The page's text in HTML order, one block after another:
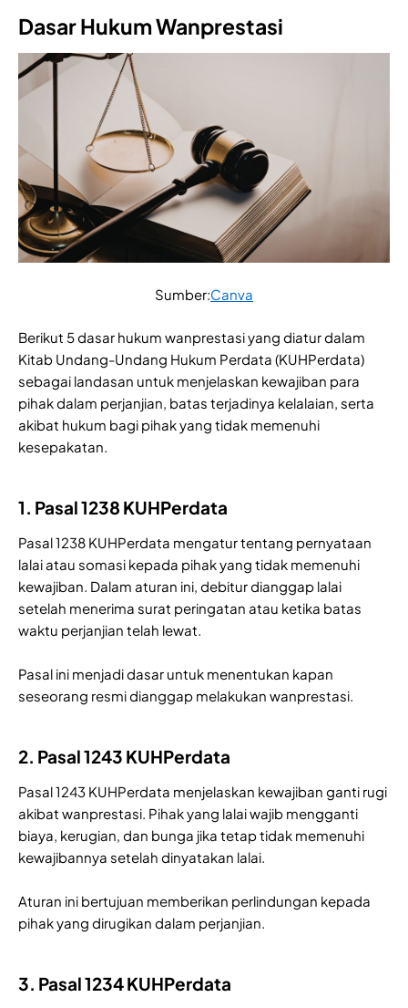
Dasar Hukum Wanprestasi
Sumber:Canva
Berikut 5 dasar hukum wanprestasi yang diatur dalam
Kitab Undang-Undang Hukum Perdata (KUHPerdata)
sebagai landasan untuk menjelaskan kewajiban para
pihak dalam perjanjian, batas terjadinya kelalaian, serta
akibat hukum bagi pihak yang tidak memenuhi
kesepakatan.
1. Pasal 1238 KUHPerdata
Pasal 1238 KUHPerdata mengatur tentang pernyataan
lalai atau somasi kepada pihak yang tidak memenuhi
kewajiban. Dalam aturan ini, debitur dianggap lalai
setelah menerima surat peringatan atau ketika batas
waktu perjanjian telah lewat.
Pasal ini menjadi dasar untuk menentukan kapan
seseorang resmi dianggap melakukan wanprestasi.
2. Pasal 1243 KUHPerdata
Pasal 1243 KUHPerdata menjelaskan kewajiban ganti rugi
akibat wanprestasi. Pihak yang lalai wajib mengganti
biaya, kerugian, dan bunga jika tetap tidak memenuhi
kewajibannya setelah dinyatakan lalai.
Aturan ini bertujuan memberikan perlindungan kepada
pihak yang dirugikan dalam perjanjian.
3. Pasal 1234 KUHPerdata